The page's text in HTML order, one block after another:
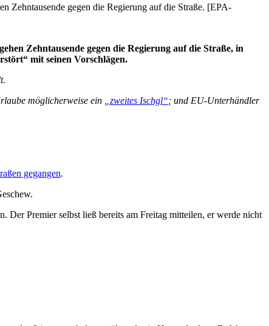
Zehntausende gegen die Regierung auf die Straße. [EPA-
Zehntausende gegen die Regierung auf die Straße, in
mit seinen Vorschlägen.
möglicherweise ein „zweites Ischgl“; und EU-Unterhändler
gegangen.
Premier selbst ließ bereits am Freitag mitteilen, er werde nicht